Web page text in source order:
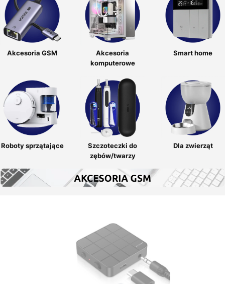
Akcesoria GSM
Akcesoria
komputerowe
Smart home
Roboty sprzątające
Szczoteczki do
zębów/twarzy
Dla zwierząt